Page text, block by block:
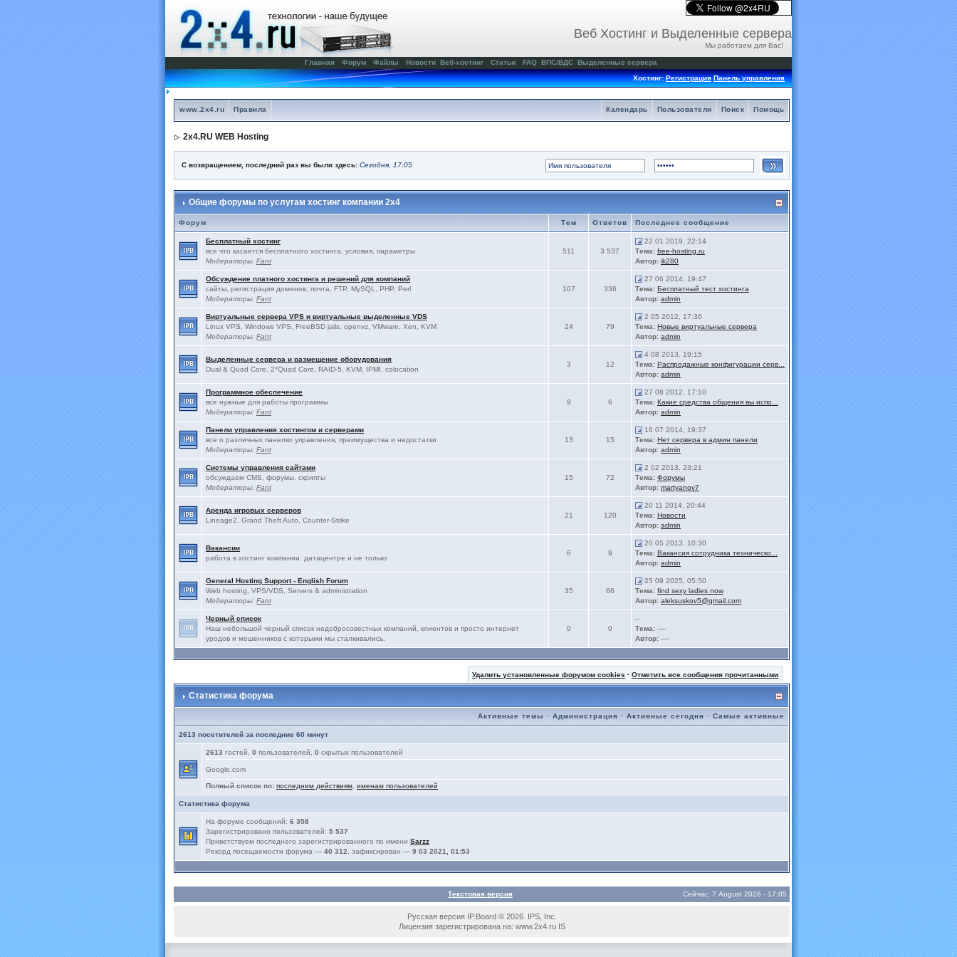
Веб Хостинг и Выделенные сервера
Мы работаем для Вас!
Главная Форум Файлы Новости Веб-хостинг Статьи FAQ ВПС/ВДС Выделенные сервера
Хостинг:Регистрация Панель управления
www.2x4.ru Правила Помощь
Поиск
Пользователи
Календарь
2x4.RU WEB Hosting
С возвращением, последний раз вы были здесь: Сегодня, 17:05
Общие форумы по услугам хостинг компании 2x4
Форум Тем Ответов Последнее сообщение
Бесплатный хостинг
все что касается бесплатного хостинга, условия, параметры
Модераторы: Fant
511 3 537
22 01 2019, 22:14
Тема: free-hosting.ru
Автор: ik280
Обсуждение платного хостинга и решений для компаний
сайты, регистрация доменов, почта, FTP, MySQL, PHP, Perl
Модераторы: Fant
107 336
27 06 2014, 19:47
Тема: Бесплатный тест хостинга
Автор: admin
Виртуальные сервера VPS и виртуальные выделенные VDS
Linux VPS, Windows VPS, FreeBSD jails, openvz, VMware, Xen, KVM
Модераторы: Fant
24 79
2 05 2012, 17:36
Тема: Новые виртуальные сервера
Автор: admin
Выделенные сервера и размещение оборудования
Dual & Quad Core, 2*Quad Core, RAID-5, KVM, IPMI, colocation
3 12
4 08 2013, 19:15
Тема: Распродажные конфигурации серв...
Автор: admin
Программное обеспечение
все нужные для работы программы
Модераторы: Fant
9 6
27 08 2012, 17:10
Тема: Какие средства общения вы испо...
Автор: admin
Панели управления хостингом и серверами
все о различных панелях управления, преимущества и недостатки
Модераторы: Fant
13 15
16 07 2014, 19:37
Тема: Нет сервера в админ панели
Автор: admin
Системы управления сайтами
обсуждаем CMS, форумы, скрипты
Модераторы: Fant
15 72
2 02 2013, 23:21
Тема: Форумы
Автор: martyanov7
Аренда игровых серверов
Lineage2, Grand Theft Auto, Counter-Strike
21 120
20 11 2014, 20:44
Тема: Новости
Автор: admin
Вакансии
работа в хостинг компании, датацентре и не только
6 9
20 05 2013, 10:30
Тема: Вакансия сотрудника техническо...
Автор: admin
General Hosting Support - English Forum
Web hosting, VPS/VDS, Servers & administration
Модераторы: Fant
35 66
25 09 2025, 05:50
Тема: find sexy ladies now
Автор: aleksuskov5@gmail.com
Черный список
Наш небольшой черный список недобросовестных компаний, клиентов и просто интернет
уродов и мошенников с которыми мы сталкивались.
0 0
--
Тема: ----
Автор: ----
Удалить установленные форумом cookies · Отметить все сообщения прочитанными
Статистика форума
Активные темы · Администрация · Активные сегодня · Самые активные
2613 посетителей за последние 60 минут
2613 гостей, 0 пользователей, 0 скрытых пользователей
Google.com
Полный список по: последним действиям именам пользователей
Статистика форума
На форуме сообщений: 6 358
Зарегистрировано пользователей: 5 537
Приветствуем последнего зарегистрированного по имени Sarzz
Рекорд посещаемости форума — 40 312 , зафиксирован — 9 03 2021, 01:53
Текстовая версия Сейчас: 7 August 2026 - 17:05
Русская версия IP.Board © 2026 IPS, Inc.
Лицензия зарегистрирована на: www.2x4.ru IS